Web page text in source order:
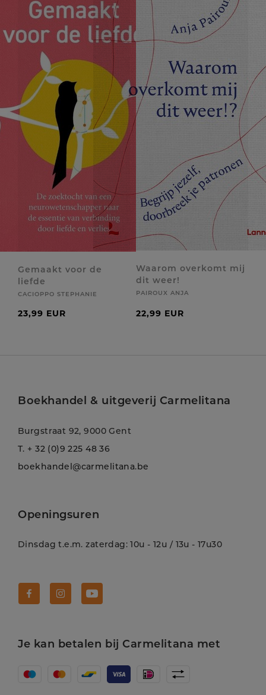
Gemaakt voor de
liefde
CACIOPPO STEPHANIE
23,99 EUR
Waarom overkomt mij
dit weer!
PAIROUX ANJA
22,99 EUR
Boekhandel & uitgeverij Carmelitana
Burgstraat 92, 9000 Gent
T. + 32 (0)9 225 48 36
boekhandel@carmelitana.be
Openingsuren
Dinsdag t.e.m. zaterdag: 10u - 12u / 13u - 17u30
Je kan betalen bij Carmelitana met